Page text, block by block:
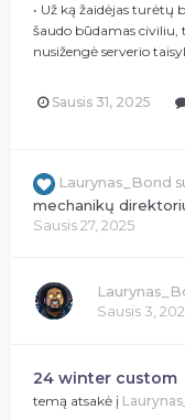
• Už ką žaidėjas
šaudo būdamas civiliu,
nusižengė serverio
Sausis 31, 2025
Laurynas_Bond
mechanikų
Sausis 27, 2025
Sausis 3,
24 winter custom
temą atsakė į